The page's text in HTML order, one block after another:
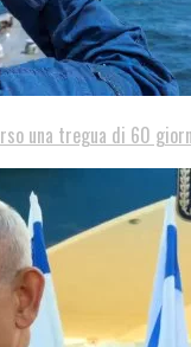
una tregua di 60